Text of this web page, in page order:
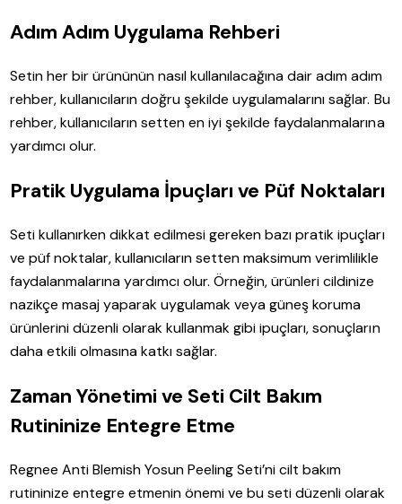
Adım Adım Uygulama Rehberi
Setin her bir ürününün nasıl kullanılacağına dair adım adım
rehber, kullanıcıların doğru şekilde uygulamalarını sağlar. Bu
rehber, kullanıcıların setten en iyi şekilde faydalanmalarına
yardımcı olur.
Pratik Uygulama İpuçları ve Püf Noktaları
Seti kullanırken dikkat edilmesi gereken bazı pratik ipuçları
ve püf noktalar, kullanıcıların setten maksimum verimlilikle
faydalanmalarına yardımcı olur. Örneğin, ürünleri cildinize
nazikçe masaj yaparak uygulamak veya güneş koruma
ürünlerini düzenli olarak kullanmak gibi ipuçları, sonuçların
daha etkili olmasına katkı sağlar.
Zaman Yönetimi ve Seti Cilt Bakım
Rutininize Entegre Etme
Regnee Anti Blemish Yosun Peeling Seti’ni cilt bakım
rutininize entegre etmenin önemi ve bu seti düzenli olarak